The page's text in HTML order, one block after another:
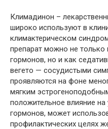
Климадинон –
широко используют в
климактерическом
препарат можно не
гормонов, но и как
вегето — сосудистыми
проявляются на фоне
мягким
положительное влияние
гормонов, может
профилактических целях